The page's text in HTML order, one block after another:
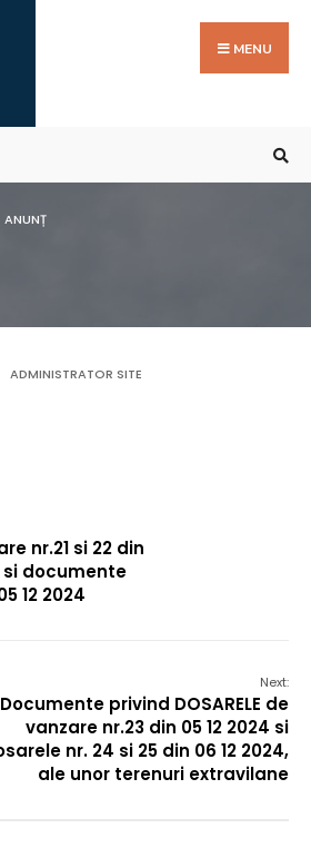
MENU
ANUNȚ
ADMINISTRATOR SITE
nr.21 si 22 din
si documente
12 2024
Next:
Documente privind DOSARELE de
vanzare nr.23 din 05 12 2024 si
nr. 24 si 25 din 06 12 2024,
ale unor terenuri extravilane